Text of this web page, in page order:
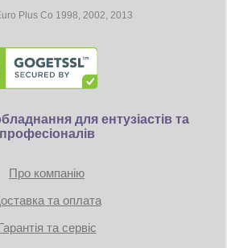
Plus Co 1998, 2002, 2013
для ентузіастів та
професіоналів
Про компанію
та оплата
та сервіс